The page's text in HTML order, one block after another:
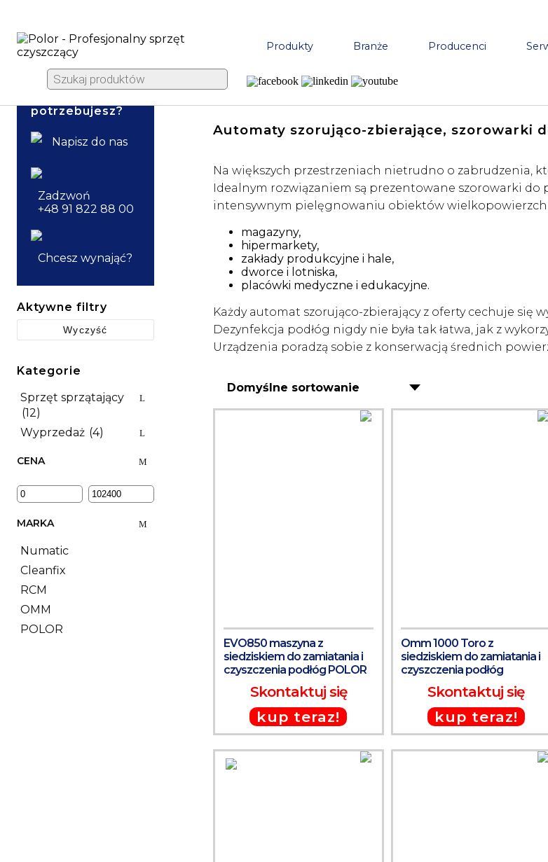
Produkty Branże Producenci
Wyszukiwarka
produktów
potrzebujesz?
Napisz do nas
Zadzwoń
+48 91 822 88 00
Chcesz wynająć?
Aktywne filtry
Kategorie
Wyczyść
Sprzęt sprzątający
(12)
Wyprzedaż (4)
CENA
MARKA
Numatic
Cleanfix
RCM
OMM
POLOR
Strona główna Sprzęt sprzątający
Automaty szorująco-zbierające, szorowarki
Na większych przestrzeniach nietrudno o zabrudzenia,
Idealnym rozwiązaniem są prezentowane szorowarki do
intensywnym pielęgnowaniu obiektów
magazyny,
hipermarkety,
zakłady produkcyjne i hale,
dworce i lotniska,
placówki medyczne i edukacyjne.
Każdy automat szorująco-zbierający z oferty cechuje się
Dezynfekcja podłóg nigdy nie była tak łatwa, jak z
Urządzenia poradzą sobie z konserwacją średnich
EVO850 maszyna z
siedziskiem do zamiatania i
czyszczenia podłóg POLOR
Skontaktuj się
kup teraz!
Omm 1000 Toro z
siedziskiem do zamiatania i
czyszczenia podłóg
Skontaktuj się
kup teraz!